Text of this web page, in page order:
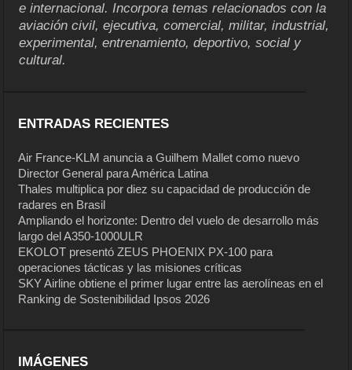
e internacional. Incorpora temas relacionados con la
aviación civil, ejecutiva, comercial, militar, industrial,
experimental, entrenamiento, deportivo, social y
cultural.
ENTRADAS RECIENTES
Air France-KLM anuncia a Guilhem Mallet como nuevo
Director General para América Latina
Thales multiplica por diez su capacidad de producción de
radares en Brasil
Ampliando el horizonte: Dentro del vuelo de desarrollo más
largo del A350-1000ULR
EKOLOT presentó ZEUS PHOENIX PX-100 para
operaciones tácticas y las misiones críticas
SKY Airline obtiene el primer lugar entre las aerolíneas en el
Ranking de Sostenibilidad Ipsos 2026
IMÁGENES